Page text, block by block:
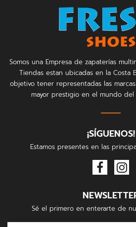
Somos una Empresa de zapaterías
Tiendas estan ubicadas en la Costa
objetivo tener representadas las
mayor prestigio en el mundo
¡SÍGUENOS!
Estamos presentes en las
Sé el primero en enterarte de